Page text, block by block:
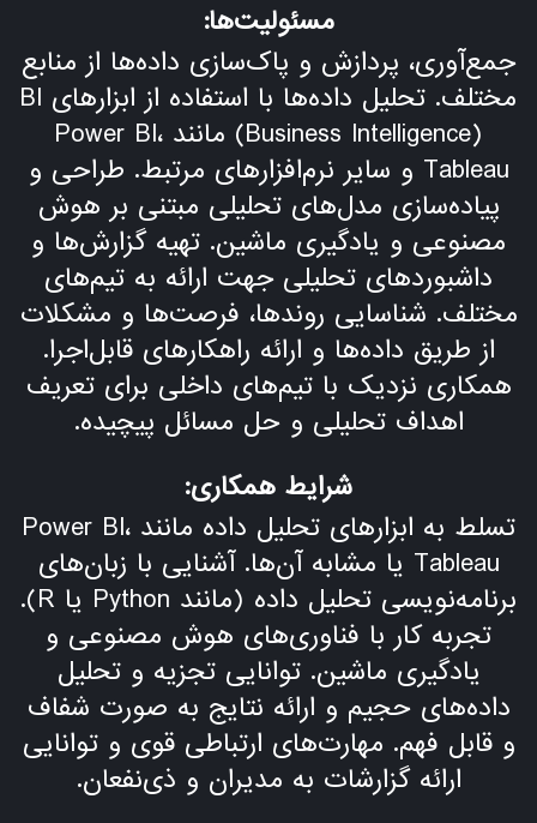
مسئولیت‌ها:
جمع‌آوری، پردازش و پاک‌سازی داده‌ها از منابع
مختلف. تحلیل داده‌ها با استفاده از ابزارهای BI
(Business Intelligence) مانند Power BI،
Tableau و سایر نرم‌افزارهای مرتبط. طراحی و
پیاده‌سازی مدل‌های تحلیلی مبتنی بر هوش
مصنوعی و یادگیری ماشین. تهیه گزارش‌ها و
داشبوردهای تحلیلی جهت ارائه به تیم‌های
مختلف. شناسایی روندها، فرصت‌ها و مشکلات
از طریق داده‌ها و ارائه راهکارهای قابل‌اجرا.
همکاری نزدیک با تیم‌های داخلی برای تعریف
اهداف تحلیلی و حل مسائل پیچیده.
شرایط همکاری:
تسلط به ابزارهای تحلیل داده مانند Power BI،
Tableau یا مشابه آن‌ها. آشنایی با زبان‌های
برنامه‌نویسی تحلیل داده (مانند Python یا R).
تجربه کار با فناوری‌های هوش مصنوعی و
یادگیری ماشین. توانایی تجزیه و تحلیل
داده‌های حجیم و ارائه نتایج به صورت شفاف
و قابل فهم. مهارت‌های ارتباطی قوی و توانایی
ارائه گزارشات به مدیران و ذی‌نفعان.